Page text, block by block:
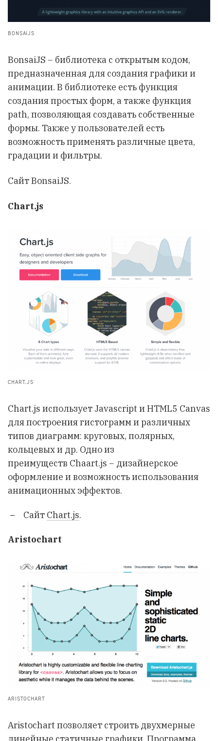
BONSAIJS
BonsaiJS − библиотека с открытым кодом,
предназначенная для создания графики и
анимации. В библиотеке есть функция
создания простых форм, а также функция
path, позволяющая создавать собственные
формы. Также у пользователей есть
возможность применять различные цвета,
градации и фильтры.
СайтBonsaiJS.
Chart.js
CHART.JS
Chart.js использует Javascript и HTML5 Canvas
для построения гистограмм и различных
типов диаграмм: круговых, полярных,
кольцевых и др. Одно из
преимуществ Chaart.js − дизайнерское
оформление и возможность использования
анимационных эффектов.
Сайт Chart.js.
Aristochart
ARISTOCHART
Aristochart позволяет строить двухмерные